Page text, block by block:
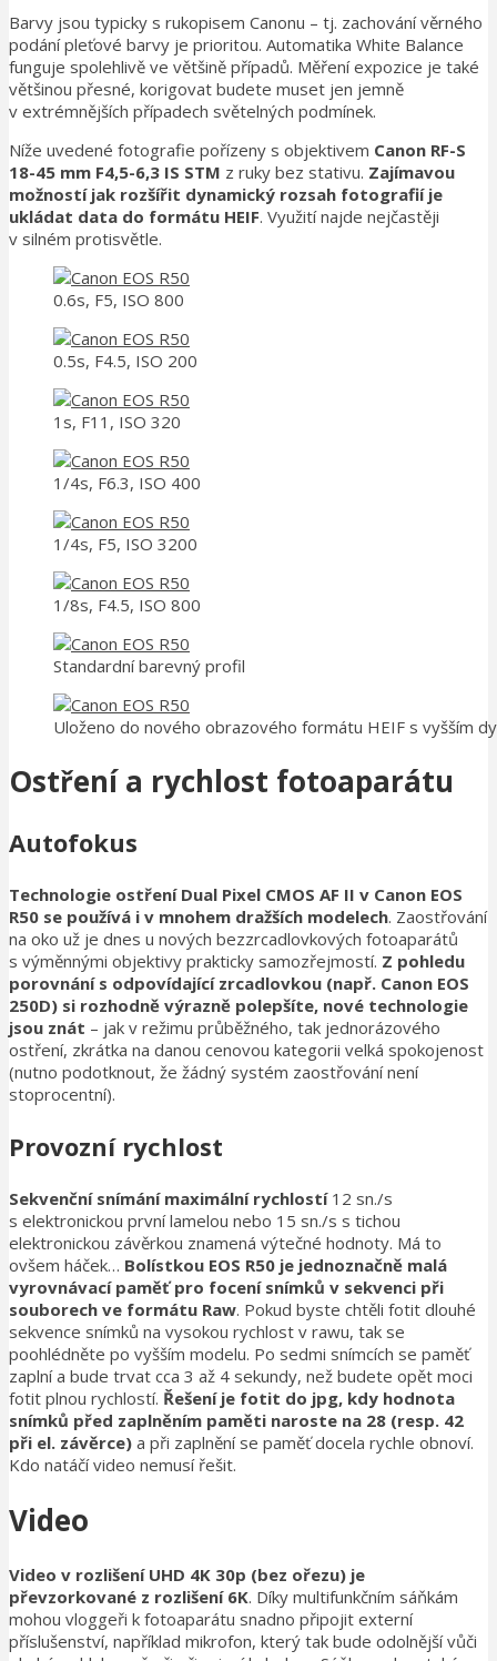
Barvy jsou typicky s rukopisem Canonu – tj. zachování věrného
podání pleťové barvy je prioritou. Automatika White Balance
funguje spolehlivě ve většině případů. Měření expozice je také
většinou přesné, korigovat budete muset jen jemně
v extrémnějších případech světelných podmínek.
Níže uvedené fotografie pořízeny s objektivem Canon RF-S
18-45 mm F4,5-6,3 IS STM z ruky bez stativu. Zajímavou
možností jak rozšířit dynamický rozsah fotografií je
ukládat data do formátu HEIF. Využití najde nejčastěji
v silném protisvětle.
0.6s, F5, ISO 800
0.5s, F4.5, ISO 200
1s, F11, ISO 320
1/4s, F6.3, ISO 400
1/4s, F5, ISO 3200
1/8s, F4.5, ISO 800
Standardní barevný profil
Uloženo do nového obrazového formátu HEIF s vyšším
Ostření a rychlost fotoaparátu
Autofokus
Technologie ostření Dual Pixel CMOS AF II v Canon EOS
R50 se používá i v mnohem dražších modelech. Zaostřování
na oko už je dnes u nových bezzrcadlovkových fotoaparátů
s výměnnými objektivy prakticky samozřejmostí. Z pohledu
porovnání s odpovídající zrcadlovkou (např. Canon EOS
250D) si rozhodně výrazně polepšíte, nové technologie
jsou znát – jak v režimu průběžného, tak jednorázového
ostření, zkrátka na danou cenovou kategorii velká spokojenost
(nutno podotknout, že žádný systém zaostřování není
stoprocentní).
Provozní rychlost
Sekvenční snímání maximální rychlostí12 sn./s
s elektronickou první lamelou nebo 15 sn./s s tichou
elektronickou závěrkou znamená výtečné hodnoty. Má to
ovšem háček… Bolístkou EOS R50 je jednoznačně malá
vyrovnávací paměť pro focení snímků v sekvenci při
souborech ve formátu Raw. Pokud byste chtěli fotit dlouhé
sekvence snímků na vysokou rychlost v rawu, tak se
poohlédněte po vyšším modelu. Po sedmi snímcích se paměť
zaplní a bude trvat cca 3 až 4 sekundy, než budete opět moci
fotit plnou rychlostí. Řešení je fotit do jpg, kdy hodnota
snímků před zaplněním paměti naroste na 28 (resp. 42
při el. závěrce) a při zaplnění se paměť docela rychle obnoví.
Kdo natáčí video nemusí řešit.
Video
Video v rozlišení UHD 4K 30p (bez ořezu) je
převzorkované z rozlišení 6K. Díky multifunkčním sáňkám
mohou vloggeři k fotoaparátu snadno připojit externí
příslušenství, například mikrofon, který tak bude odolnější vůči